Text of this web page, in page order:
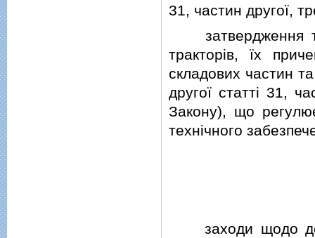
31, частин другої,
затвердження
тракторiв, їх
складових частин
другої статтi 31,
Закону), що
технiчного
заходи щодо